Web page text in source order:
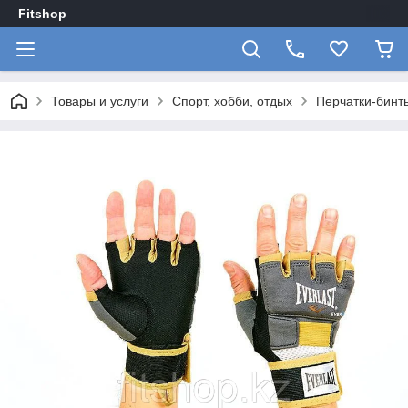
Fitshop
Товары и услуги Спорт, хобби, отдых Перчатки-